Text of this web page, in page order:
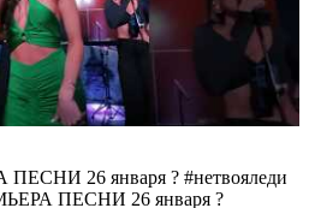
26 января ? #нетвояледи
ПЕСНИ 26 января ?